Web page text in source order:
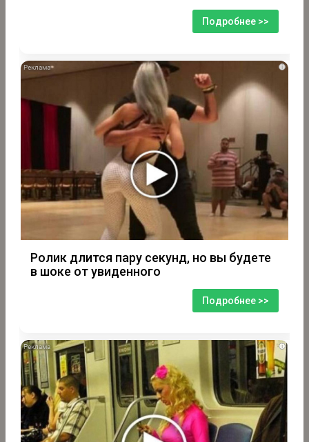
Подробнее >>
i
Ролик длится пару секунд, но вы будете
в шоке от увиденного
Подробнее >>
i